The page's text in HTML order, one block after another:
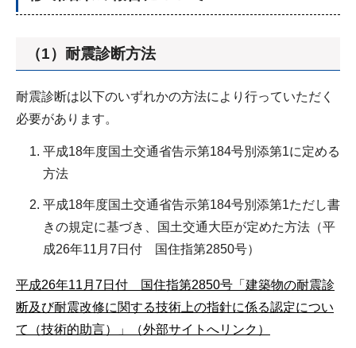
（1）耐震診断方法
耐震診断は以下のいずれかの方法により行っていただく
必要があります。
平成18年度国土交通省告示第184号別添第1に定める
方法
平成18年度国土交通省告示第184号別添第1ただし書
きの規定に基づき、国土交通大臣が定めた方法（平
成26年11月7日付 国住指第2850号）
平成26年11月7日付 国住指第2850号「建築物の耐震診
断及び耐震改修に関する技術上の指針に係る認定につい
て（技術的助言）」（外部サイトへリンク）